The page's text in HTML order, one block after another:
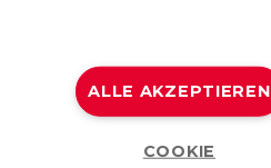
ALLE AKZEPTIEREN
COOKIE